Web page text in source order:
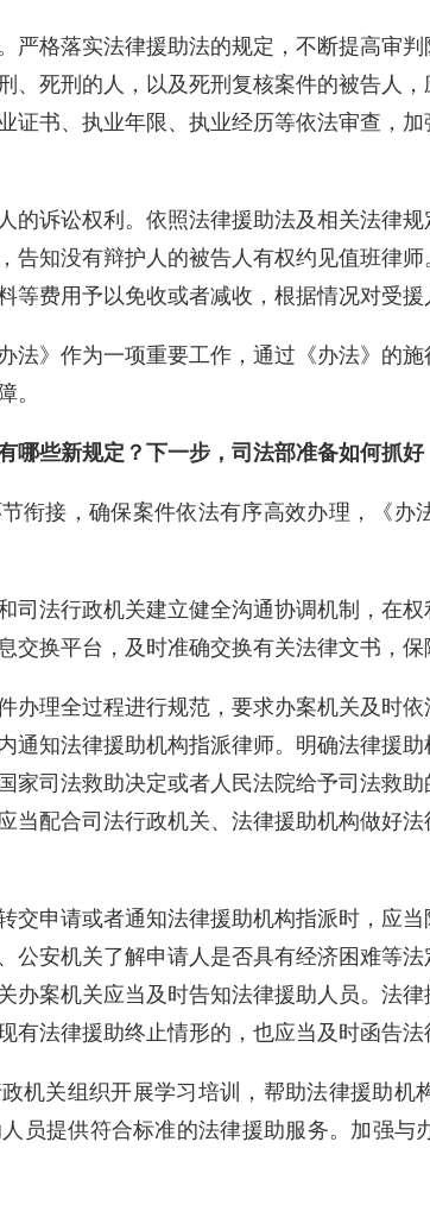
严格落实法律援助法的规定，不断提高审
、死刑的人，以及死刑复核案件的被告人
证书、执业年限、执业经历等依法审查，
的诉讼权利。依照法律援助法及相关法律
告知没有辩护人的被告人有权约见值班律
等费用予以免收或者减收，根据情况对受援
法》作为一项重要工作，通过《办法》的
。
哪些新规定？下一步，司法部准备如何抓
衔接，确保案件依法有序高效办理，《
司法行政机关建立健全沟通协调机制，在
交换平台，及时准确交换有关法律文书，保
办理全过程进行规范，要求办案机关及时
通知法律援助机构指派律师。明确法律援
家司法救助决定或者人民法院给予司法救
当配合司法行政机关、法律援助机构做好
交申请或者通知法律援助机构指派时，应
公安机关了解申请人是否具有经济困难等
办案机关应当及时告知法律援助人员。法
法律援助终止情形的，也应当及时函告法
机关组织开展学习培训，帮助法律援助
员提供符合标准的法律援助服务。加强